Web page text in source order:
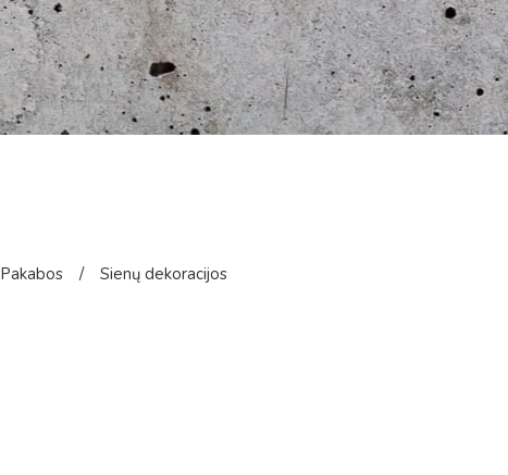
Pakabos / Sienų dekoracijos